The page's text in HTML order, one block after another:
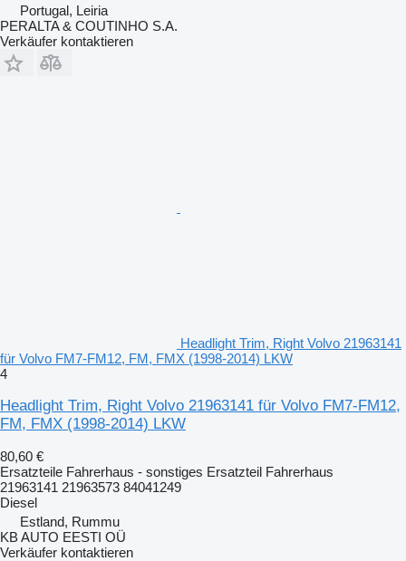
Portugal, Leiria
PERALTA & COUTINHO S.A.
Verkäufer kontaktieren
Headlight Trim, Right Volvo 21963141
für Volvo FM7-FM12, FM, FMX (1998-2014) LKW
4
Headlight Trim, Right Volvo 21963141 für Volvo FM7-FM12,
FM, FMX (1998-2014) LKW
80,60 €
Ersatzteile Fahrerhaus - sonstiges Ersatzteil Fahrerhaus
21963141 21963573 84041249
Diesel
Estland, Rummu
KB AUTO EESTI OÜ
Verkäufer kontaktieren